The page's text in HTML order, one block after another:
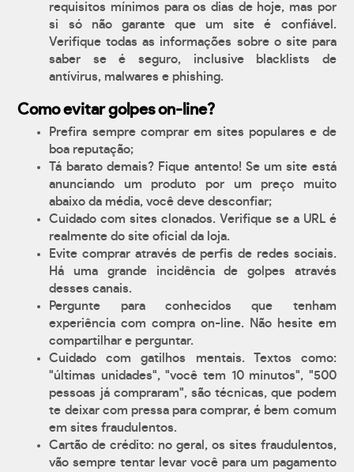
requisitos mínimos para os dias de hoje, mas por
si só não garante que um site é confiável.
Verifique todas as informações sobre o site para
saber se é seguro, inclusive blacklists de
antívirus, malwares e phishing.
Como evitar golpes on-line?
Prefira sempre comprar em sites populares e de
boa reputação;
Tá barato demais? Fique antento! Se um site está
anunciando um produto por um preço muito
abaixo da média, você deve desconfiar;
Cuidado com sites clonados. Verifique se a URL é
realmente do site oficial da loja.
Evite comprar através de perfis de redes sociais.
Há uma grande incidência de golpes através
desses canais.
Pergunte para conhecidos que tenham
experiência com compra on-line. Não hesite em
compartilhar e perguntar.
Cuidado com gatilhos mentais. Textos como:
"últimas unidades", "você tem 10 minutos", "500
pessoas já compraram", são técnicas, que podem
te deixar com pressa para comprar, é bem comum
em sites fraudulentos.
Cartão de crédito: no geral, os sites fraudulentos,
vão sempre tentar levar você para um pagamento